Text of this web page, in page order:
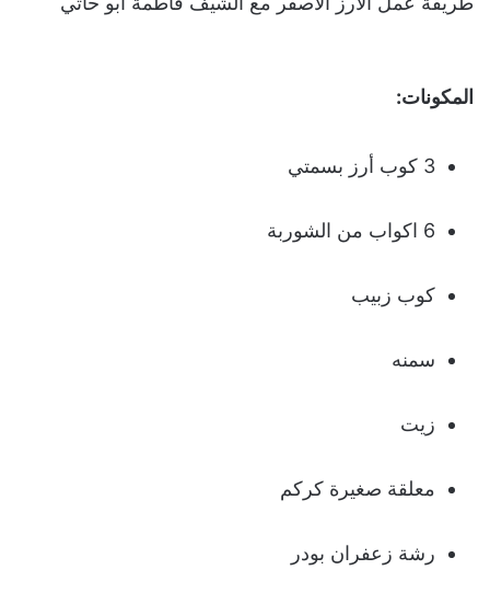
المكونات:
3 كوب أرز بسمتي
6 اكواب من الشوربة
كوب زبيب
سمنه
زيت
معلقة صغيرة كركم
رشة زعفران بودر